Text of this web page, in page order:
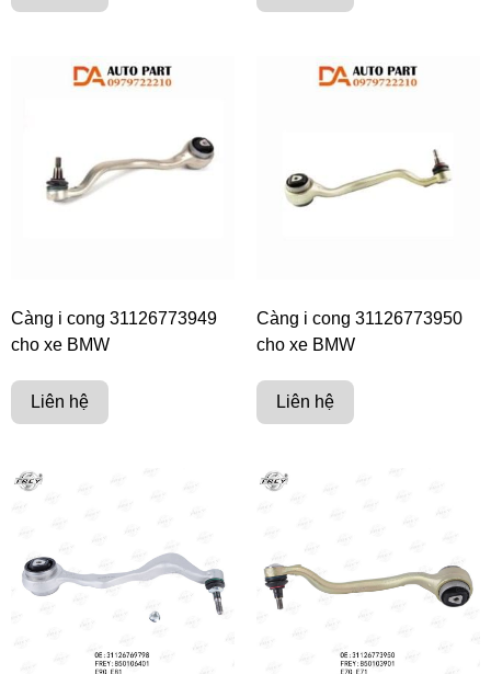
Càng i cong 31126773949
cho xe BMW
Liên hệ
Càng i cong 31126773950
cho xe BMW
Liên hệ